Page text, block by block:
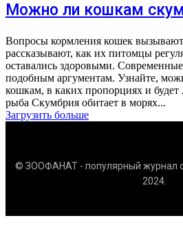
Можно ли кошкам
Вопросы кормления кошек
рассказывают, как их питомцы
оставались здоровыми.
подобным аргументам. Узнайте,
кошкам, в каких пропорциях и будет ли от
рыба Скумбрия обитает в морях...
Загрузить больше
© ЗООФАНАТ - популярный журнал о
2024.